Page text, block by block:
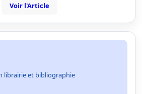
Voir l'Article
librairie et bibliographie